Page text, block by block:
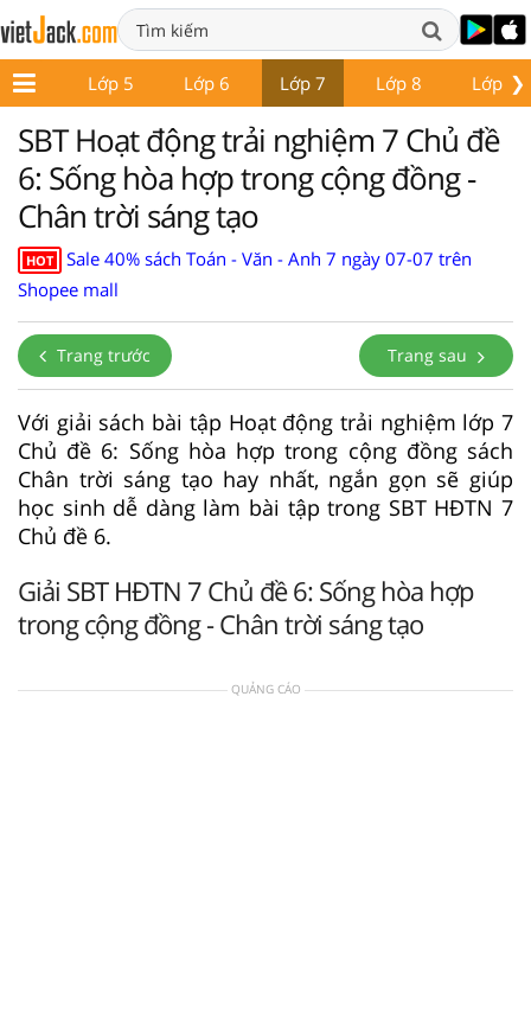
❯
4 Lớp 5 Lớp 6 Lớp 7 Lớp 8 Lớp 9
SBT Hoạt động trải nghiệm 7 Chủ đề
6: Sống hòa hợp trong cộng đồng -
Chân trời sáng tạo
HOT
Sale 40% sách Toán - Văn - Anh 7 ngày 07-07 trên
Shopee mall
Trang trước Trang sau
Với giải sách bài tập Hoạt động trải nghiệm lớp 7
Chủ đề 6: Sống hòa hợp trong cộng đồng sách
Chân trời sáng tạo hay nhất, ngắn gọn sẽ giúp
học sinh dễ dàng làm bài tập trong SBT HĐTN 7
Chủ đề 6.
Giải SBT HĐTN 7 Chủ đề 6: Sống hòa hợp
trong cộng đồng - Chân trời sáng tạo
QUẢNG CÁO